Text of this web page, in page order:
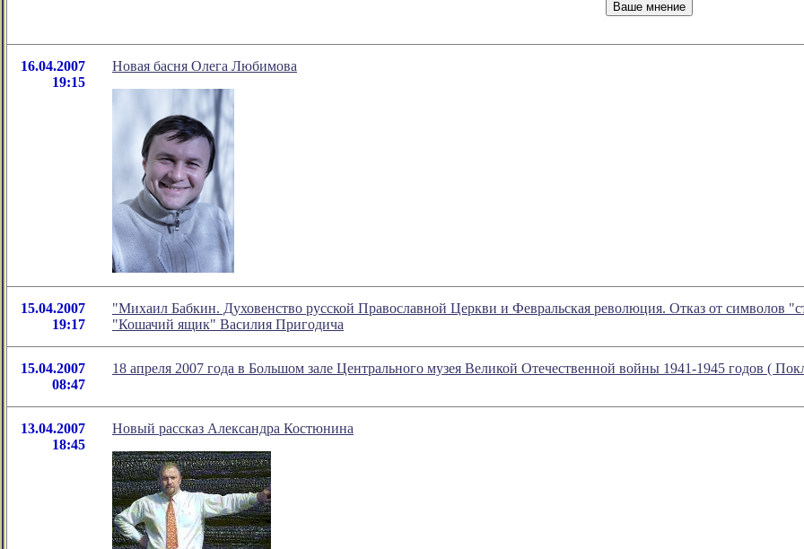
16.04.2007
19:15
Новая басня Олега Любимова
15.04.2007
19:17
"Михаил Бабкин. Духовенство русской Православной Церкви и Февральская революция. Отказ от символов
"Кошачий ящик" Василия Пригодича
15.04.2007
08:47
18 апреля 2007 года в Большом зале Центрального музея Великой Отечественной войны 1941-1945 годов (
13.04.2007
18:45
Новый рассказ Александра Костюнина